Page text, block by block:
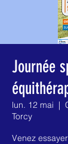
Journée
lun. 12 mai
  |
Torcy
Venez